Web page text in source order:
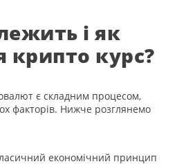
і як
крипто курс?
є складним процесом,
факторів. Нижче розглянемо
економічний принцип